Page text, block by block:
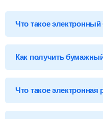
Что такое электронный
котором указаны детали
пассажире.
Как получить
В кассе ж/д вокзала
Что такое электронная